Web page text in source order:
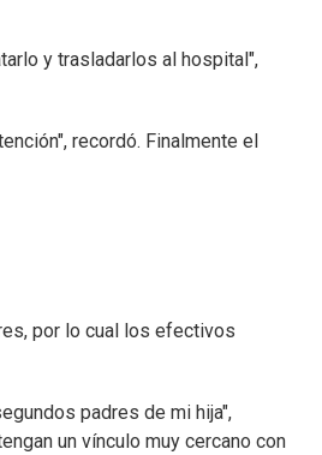
y trasladarlos al hospital",
recordó. Finalmente el
por lo cual los efectivos
padres de mi hija",
un vínculo muy cercano con